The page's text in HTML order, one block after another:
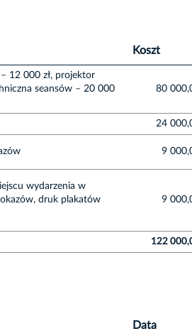
Koszt
12 000 zł, projektor
seansów – 20 000
80
24
9
wydarzenia w
druk plakatów
9
122
Data